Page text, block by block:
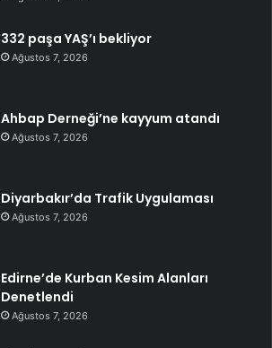
332 paşa YAŞ’ı bekliyor
Ağustos 7, 2026
Ahbap Derneği’ne kayyum atandı
Ağustos 7, 2026
Diyarbakır’da Trafik Uygulaması
Ağustos 7, 2026
Edirne’de Kurban Kesim Alanları
Denetlendi
Ağustos 7, 2026